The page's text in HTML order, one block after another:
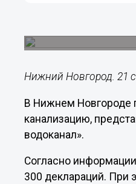
Нижний Новгород. 21
В Нижнем Новгороде
канализацию,
водоканал».
Согласно
300 деклараций. При